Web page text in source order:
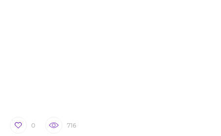
0 716